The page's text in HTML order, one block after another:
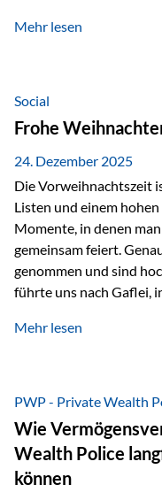
Veranstaltungen wie der
starkes Miteinander ist.
Erlebnissen konnten
Mehr lesen
Social
Frohe
24. Dezember 2025
Die Vorweihnachtszeit
Listen und einem
Momente, in denen
gemeinsam feiert.
genommen und sind
führte uns nach Gaflei,
beeindruckendes
verschneiter
einer entspannten…
Mehr lesen
PWP - Private Wealth
Wie
Wealth Police
können